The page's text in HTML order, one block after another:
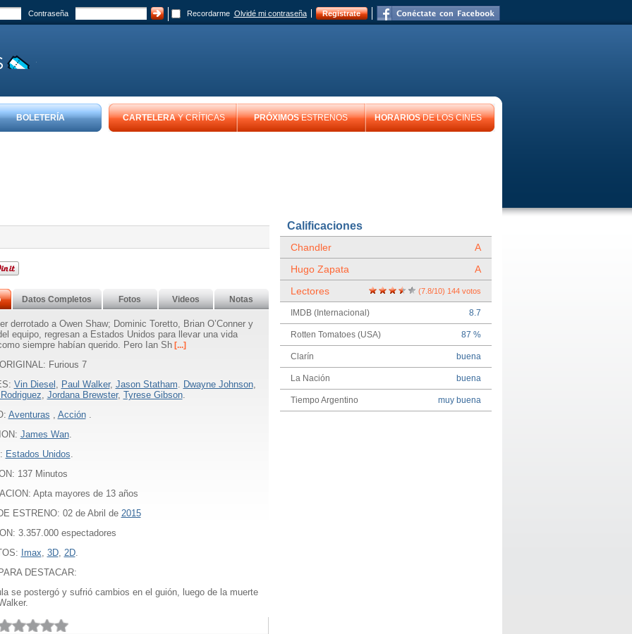
Contraseña Recordarme Olvidé mi contraseña Registrate
BOLETERÍA CARTELERAY CRÍTICAS PRÓXIMOSESTRENOS HORARIOSDE LOS CINES
Datos Completos Fotos Videos Notas
derrotado a Owen Shaw; Dominic Toretto, Brian O’Conner y
equipo, regresan a Estados Unidos para llevar una vida
siempre habían querido. Pero Ian Sh[...]
Furious 7
Vin Diesel , Paul Walker, Jason Statham. Dwayne Johnson,
, Jordana Brewster, Tyrese Gibson.
Aventuras , Acción.
James Wan.
Estados Unidos.
137Minutos
Apta mayores de 13 años
ESTRENO: 02 de Abril de 2015
3.357.000 espectadores
Imax, 3D, 2D.
DESTACAR:
se postergó y sufrió cambios en el guión, luego de la muerte
Calificaciones
Chandler
A
Hugo Zapata
A
Lectores
(7.8/10) 144votos
IMDB (Internacional) 8.7
Rotten Tomatoes (USA) 87 %
Clarín buena
La Nación buena
Tiempo Argentino muy buena